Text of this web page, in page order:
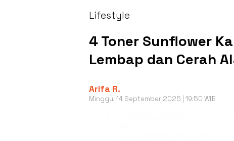
Lifestyle
4 Toner Sunflower
Lembap dan Cerah
Arifa R.
Minggu, 14 September 2025 | 19:50 WIB